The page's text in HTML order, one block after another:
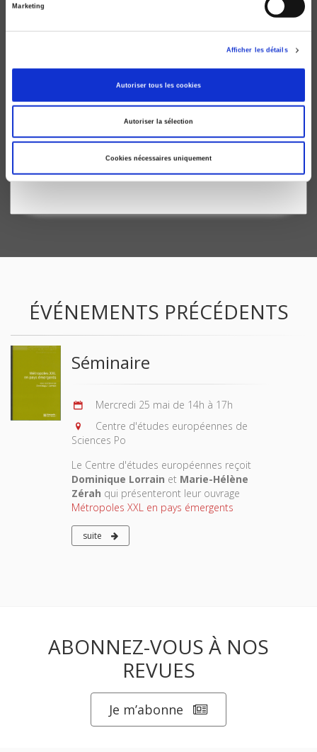
Marketing
Afficher les détails
Autoriser tous les cookies
Autoriser la sélection
Cookies nécessaires uniquement
La métropole parisienne, une anarchie organisée
Francesca Artioli, Patrick Le Galès
ÉVÉNEMENTS PRÉCÉDENTS
Séminaire
Mercredi 25 mai de 14h à 17h
Centre d'études européennes de
Sciences Po
Le Centre d'études européennes reçoit
Dominique Lorrain et Marie-Hélène
Zérah qui présenteront leur ouvrage
Métropoles XXL en pays émergents
suite
ABONNEZ-VOUS À NOS
REVUES
Je m’abonne